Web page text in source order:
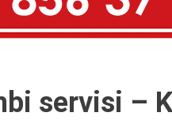
servisi –